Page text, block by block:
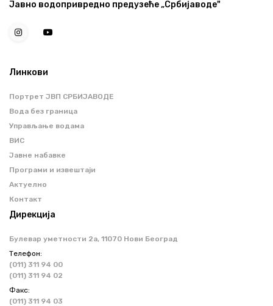
Јавно водопривредно предузеће „Србијаводе"
Линкови
Портрет ЈВП СРБИЈАВОДЕ
Вода без граница
Управљање водама
ВИС
Јавне набавке
Програми и извештаји
Актуелно
Контакт
Дирекција
Булевар уметности 2a, 11070 Нови Београд
Телефон:
(011) 311 94 00
(011) 311 94 02
Факс:
(011) 311 94 03